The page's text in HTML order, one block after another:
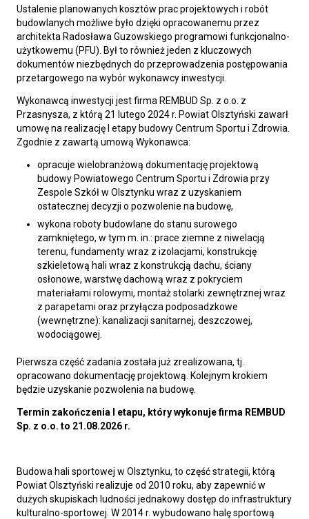
Ustalenie planowanych kosztów prac projektowych i robót
budowlanych możliwe było dzięki opracowanemu przez
architekta Radosława Guzowskiego programowi funkcjonalno-
użytkowemu (PFU). Był to również jeden z kluczowych
dokumentów niezbędnych do przeprowadzenia postępowania
przetargowego na wybór wykonawcy inwestycji.
Wykonawcą inwestycji jest firma REMBUD Sp. z o.o. z
Przasnysza, z którą 21 lutego 2024 r. Powiat Olsztyński zawarł
umowę na realizację I etapy budowy Centrum Sportu i Zdrowia.
Zgodnie z zawartą umową Wykonawca:
opracuje wielobranżową dokumentację projektową
budowy Powiatowego Centrum Sportu i Zdrowia przy
Zespole Szkół w Olsztynku wraz z uzyskaniem
ostatecznej decyzji o pozwolenie na budowę,
wykona roboty budowlane do stanu surowego
zamkniętego, w tym m. in.: prace ziemne z niwelacją
terenu, fundamenty wraz z izolacjami, konstrukcję
szkieletową hali wraz z konstrukcją dachu, ściany
osłonowe, warstwę dachową wraz z pokryciem
materiałami rolowymi, montaż stolarki zewnętrznej wraz
z parapetami oraz przyłącza podposadzkowe
(wewnętrzne): kanalizacji sanitarnej, deszczowej,
wodociągowej.
Pierwsza część zadania została już zrealizowana, tj.
opracowano dokumentację projektową. Kolejnym krokiem
będzie uzyskanie pozwolenia na budowę.
Termin zakończenia I etapu, który wykonuje firma REMBUD
Sp. z o.o. to 21.08.2026 r.
Budowa hali sportowej w Olsztynku, to część strategii, którą
Powiat Olsztyński realizuje od 2010 roku, aby zapewnić w
dużych skupiskach ludności jednakowy dostęp do infrastruktury
kulturalno-sportowej. W 2014 r. wybudowano halę sportową